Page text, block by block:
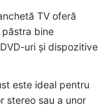
TV oferă
bine
uri și dispozitive
este ideal pentru
stereo sau a unor